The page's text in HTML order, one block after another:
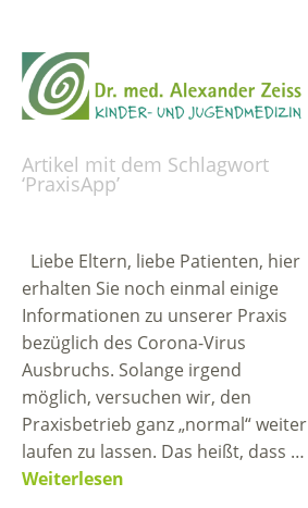
Artikel mit dem Schlagwort
‘PraxisApp’
Liebe Eltern, liebe Patienten, hier
erhalten Sie noch einmal einige
Informationen zu unserer Praxis
bezüglich des Corona-Virus
Ausbruchs. Solange irgend
möglich, versuchen wir, den
Praxisbetrieb ganz „normal“ weiter
laufen zu lassen. Das heißt, dass …
Weiterlesen